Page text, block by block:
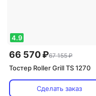
4.9
66 570 ₽67 155 ₽
Тостер Roller Grill TS 1270
Сделать заказ